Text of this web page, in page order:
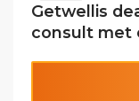
Getwellis
consult met